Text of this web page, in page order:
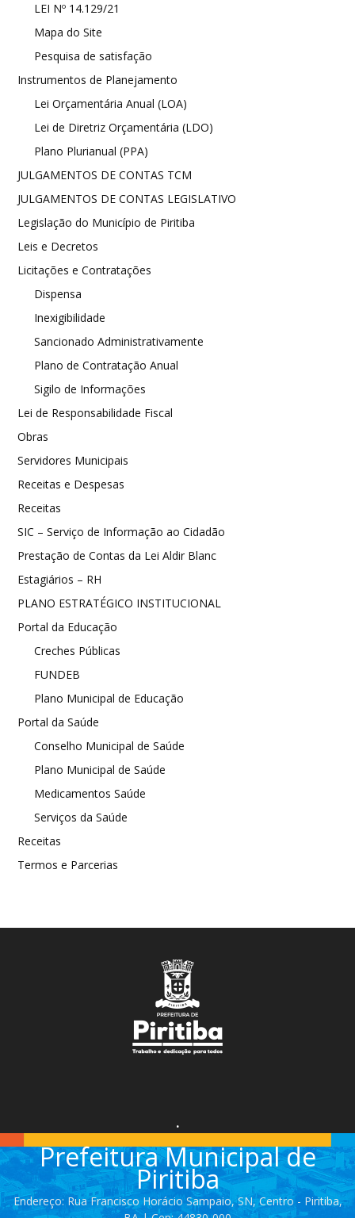
LEI Nº 14.129/21
Mapa do Site
Pesquisa de satisfação
Instrumentos de Planejamento
Lei Orçamentária Anual (LOA)
Lei de Diretriz Orçamentária (LDO)
Plano Plurianual (PPA)
JULGAMENTOS DE CONTAS TCM
JULGAMENTOS DE CONTAS LEGISLATIVO
Legislação do Município de Piritiba
Leis e Decretos
Licitações e Contratações
Dispensa
Inexigibilidade
Sancionado Administrativamente
Plano de Contratação Anual
Sigilo de Informações
Lei de Responsabilidade Fiscal
Obras
Servidores Municipais
Receitas e Despesas
Receitas
SIC – Serviço de Informação ao Cidadão
Prestação de Contas da Lei Aldir Blanc
Estagiários – RH
PLANO ESTRATÉGICO INSTITUCIONAL
Portal da Educação
Creches Públicas
FUNDEB
Plano Municipal de Educação
Portal da Saúde
Conselho Municipal de Saúde
Plano Municipal de Saúde
Medicamentos Saúde
Serviços da Saúde
Receitas
Termos e Parcerias
.
Prefeitura Municipal de
Piritiba
Endereço: Rua Francisco Horácio Sampaio, SN, Centro - Piritiba,